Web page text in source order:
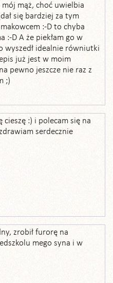
mąż, choć uwielbia
się bardziej za tym
:-D to chyba
:-D A że piekłam go w
wyszedł idealnie równiutki
już jest w moim
pewno jeszcze nie raz z
;)
cieszę :) i polecam się na
serdecznie
zrobił furorę na
mego syna i w